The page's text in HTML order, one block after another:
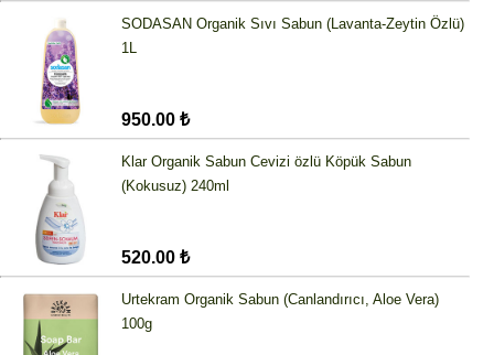
SODASAN Organik Sıvı Sabun (Lavanta-Zeytin Özlü)
1L
950.00 ₺
Klar Organik Sabun Cevizi özlü Köpük Sabun
(Kokusuz) 240ml
520.00 ₺
Urtekram Organik Sabun (Canlandırıcı, Aloe Vera)
100g